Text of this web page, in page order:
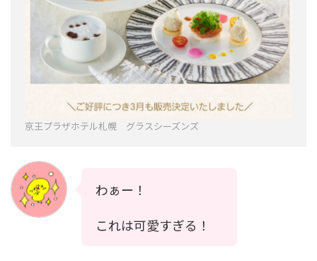
京王プラザホテル札幌 グラスシーズンズ
わぁー！
これは可愛すぎる！